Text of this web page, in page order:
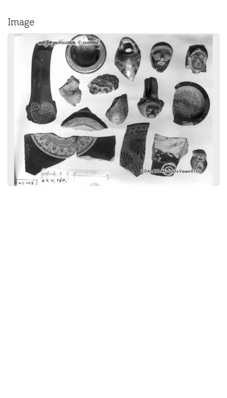
Image